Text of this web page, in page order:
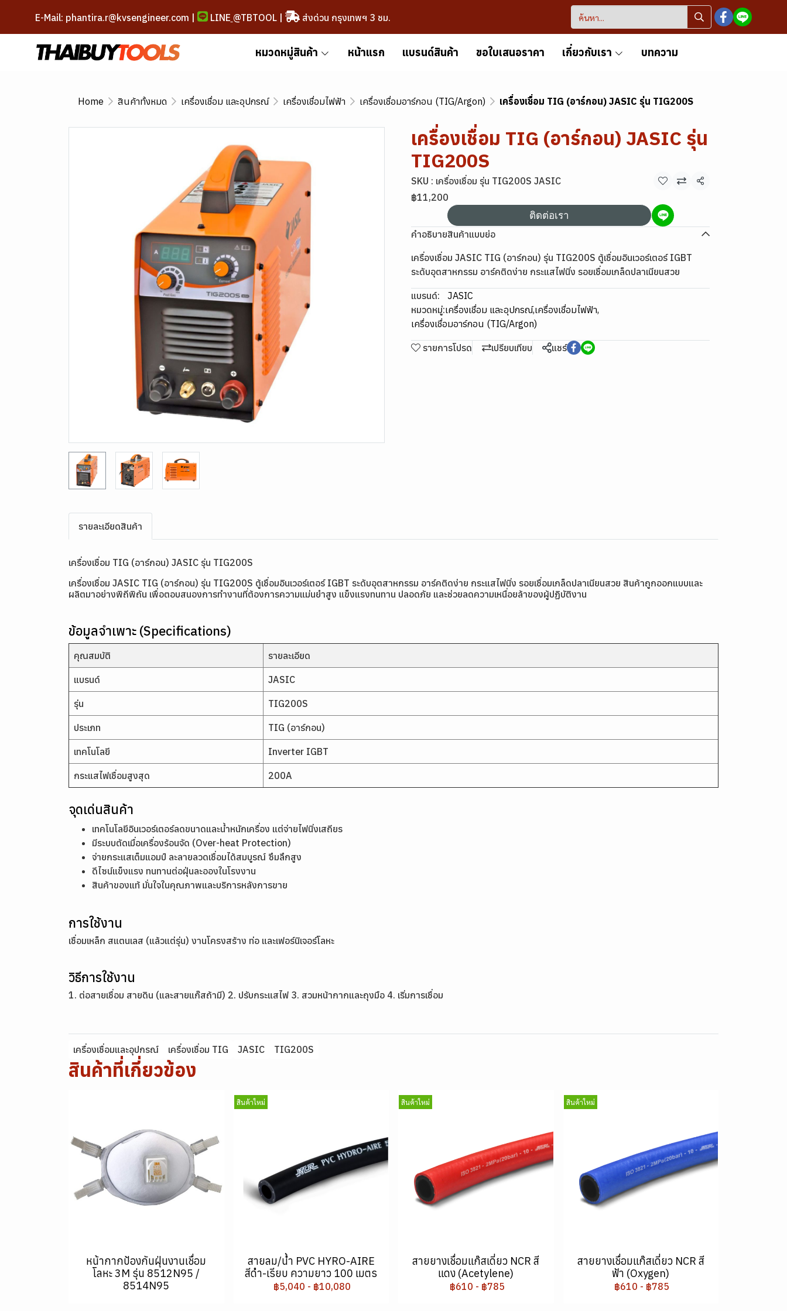
E-Mail: phantira.r@kvsengineer.com | LINE @TBTOOL| ส่งด่วน กรุงเทพฯ 3 ชม.
หมวดหมู่สินค้า หน้าแรก แบรนด์สินค้า ขอใบเสนอราคา เกี่ยวกับเรา บทความ
Home สินค้าทั้งหมด เครื่องเชื่อม และอุปกรณ์ เครื่องเชื่อมไฟฟ้า เครื่องเชื่อมอาร์กอน (TIG/Argon) เครื่องเชื่อม TIG (อาร์กอน) JASIC รุ่น TIG200S
เครื่องเชื่อม TIG (อาร์กอน) JASIC รุ่น
TIG200S
SKU : เครื่องเชื่อม รุ่น TIG200S JASIC
แชร์
฿11,200
ติดต่อเรา
คำอธิบายสินค้าแบบย่อ
เครื่องเชื่อม JASIC TIG (อาร์กอน) รุ่น TIG200S ตู้เชื่อมอินเวอร์เตอร์ IGBT
ระดับอุตสาหกรรม อาร์คติดง่าย กระแสไฟนิ่ง รอยเชื่อมเกล็ดปลาเนียนสวย
แบรนด์:
JASIC
หมวดหมู่:เครื่องเชื่อม และอุปกรณ์,เครื่องเชื่อมไฟฟ้า,
เครื่องเชื่อมอาร์กอน (TIG/Argon)
รายการโปรด เปรียบเทียบ แชร์
รายละเอียดสินค้า
เครื่องเชื่อม TIG (อาร์กอน) JASIC รุ่น TIG200S
เครื่องเชื่อม JASIC TIG (อาร์กอน) รุ่น TIG200S ตู้เชื่อมอินเวอร์เตอร์ IGBT ระดับอุตสาหกรรม อาร์คติดง่าย กระแสไฟนิ่ง รอยเชื่อมเกล็ดปลาเนียนสวย สินค้าถูกออกแบบและ
ผลิตมาอย่างพิถีพิถัน เพื่อตอบสนองการทำงานที่ต้องการความแม่นยำสูง แข็งแรงทนทาน ปลอดภัย และช่วยลดความเหนื่อยล้าของผู้ปฏิบัติงาน
ข้อมูลจำเพาะ (Specifications)
คุณสมบัติ รายละเอียด
แบรนด์ JASIC
รุ่น TIG200S
ประเภท TIG (อาร์กอน)
เทคโนโลยี Inverter IGBT
กระแสไฟเชื่อมสูงสุด 200A
จุดเด่นสินค้า
เทคโนโลยีอินเวอร์เตอร์ลดขนาดและน้ำหนักเครื่อง แต่จ่ายไฟนิ่งเสถียร
มีระบบตัดเมื่อเครื่องร้อนจัด (Over-heat Protection)
จ่ายกระแสเต็มแอมป์ ละลายลวดเชื่อมได้สมบูรณ์ ซึมลึกสูง
ดีไซน์แข็งแรง ทนทานต่อฝุ่นละอองในโรงงาน
สินค้าของแท้ มั่นใจในคุณภาพและบริการหลังการขาย
การใช้งาน
เชื่อมเหล็ก สแตนเลส (แล้วแต่รุ่น) งานโครงสร้าง ท่อ และเฟอร์นิเจอร์โลหะ
วิธีการใช้งาน
1. ต่อสายเชื่อม สายดิน (และสายแก๊สถ้ามี) 2. ปรับกระแสไฟ 3. สวมหน้ากากและถุงมือ 4. เริ่มการเชื่อม
เครื่องเชื่อมและอุปกรณ์ เครื่องเชื่อม TIG JASIC TIG200S
สินค้าที่เกี่ยวข้อง
หน้ากากป้องกันฝุ่นงานเชื่อม
โลหะ 3M รุ่น 8512N95 /
8514N95
สินค้าใหม่
สายลม/น้ำ PVC HYRO-AIRE
สีดำ-เรียบ ความยาว 100 เมตร
฿5,040 - ฿10,080
สินค้าใหม่
สายยางเชื่อมแก๊สเดี่ยว NCR สี
แดง (Acetylene)
฿610 - ฿785
สินค้าใหม่
สายยางเชื่อมแก๊สเดี่ยว NCR สี
ฟ้า (Oxygen)
฿610 - ฿785